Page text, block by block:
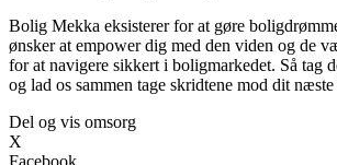
Bolig Mekka eksisterer for at gøre
ønsker at empower dig med den viden og de
for at navigere sikkert i boligmarkedet. Så tag
og lad os sammen tage skridtene mod dit
Del og vis omsorg
X